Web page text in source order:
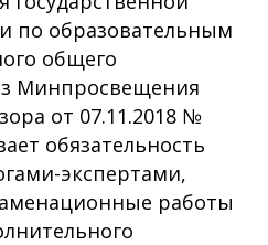
по образовательным
общего
Минпросвещения
от 07.11.2018 №
обязательность
экспертами,
работы